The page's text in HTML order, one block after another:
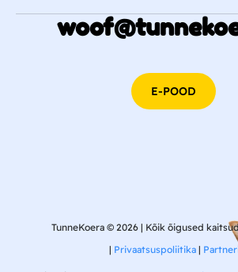
E-POOD
TunneKoera © 2026 | Kõik õigused
| Privaatsuspoliitika|